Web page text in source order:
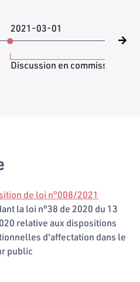
2021-03-01
Discussion en commission
de loi n°008/2021
la loi n°38 de 2020 du 13
relative aux dispositions
d'affectation dans le
public